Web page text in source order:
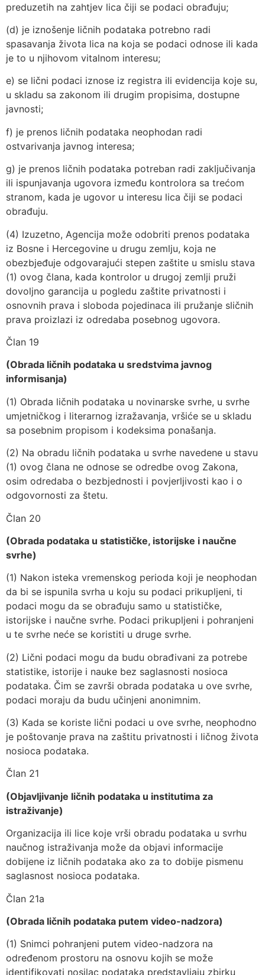
preduzetih na zahtjev lica čiji se podaci obrađuju;
(d) je iznošenje ličnih podataka potrebno radi
spasavanja života lica na koja se podaci odnose ili kada
je to u njihovom vitalnom interesu;
e) se lični podaci iznose iz registra ili evidencija koje su,
u skladu sa zakonom ili drugim propisima, dostupne
javnosti;
f) je prenos ličnih podataka neophodan radi
ostvarivanja javnog interesa;
g) je prenos ličnih podataka potreban radi zaključivanja
ili ispunjavanja ugovora između kontrolora sa trećom
stranom, kada je ugovor u interesu lica čiji se podaci
obrađuju.
(4) Izuzetno, Agencija može odobriti prenos podataka
iz Bosne i Hercegovine u drugu zemlju, koja ne
obezbjeđuje odgovarajući stepen zaštite u smislu stava
(1) ovog člana, kada kontrolor u drugoj zemlji pruži
dovoljno garancija u pogledu zaštite privatnosti i
osnovnih prava i sloboda pojedinaca ili pružanje sličnih
prava proizlazi iz odredaba posebnog ugovora.
Član 19
(Obrada ličnih podataka u sredstvima javnog
informisanja)
(1) Obrada ličnih podataka u novinarske svrhe, u svrhe
umjetničkog i literarnog izražavanja, vršiće se u skladu
sa posebnim propisom i kodeksima ponašanja.
(2) Na obradu ličnih podataka u svrhe navedene u stavu
(1) ovog člana ne odnose se odredbe ovog Zakona,
osim odredaba o bezbjednosti i povjerljivosti kao i o
odgovornosti za štetu.
Član 20
(Obrada podataka u statističke, istorijske i naučne
svrhe)
(1) Nakon isteka vremenskog perioda koji je neophodan
da bi se ispunila svrha u koju su podaci prikupljeni, ti
podaci mogu da se obrađuju samo u statističke,
istorijske i naučne svrhe. Podaci prikupljeni i pohranjeni
u te svrhe neće se koristiti u druge svrhe.
(2) Lični podaci mogu da budu obrađivani za potrebe
statistike, istorije i nauke bez saglasnosti nosioca
podataka. Čim se završi obrada podataka u ove svrhe,
podaci moraju da budu učinjeni anonimnim.
(3) Kada se koriste lični podaci u ove svrhe, neophodno
je poštovanje prava na zaštitu privatnosti i ličnog života
nosioca podataka.
Član 21
(Objavljivanje ličnih podataka u institutima za
istraživanje)
Organizacija ili lice koje vrši obradu podataka u svrhu
naučnog istraživanja može da objavi informacije
dobijene iz ličnih podataka ako za to dobije pismenu
saglasnost nosioca podataka.
Član 21a
(Obrada ličnih podataka putem video-nadzora)
(1) Snimci pohranjeni putem video-nadzora na
određenom prostoru na osnovu kojih se može
identifikovati nosilac podataka predstavljaju zbirku